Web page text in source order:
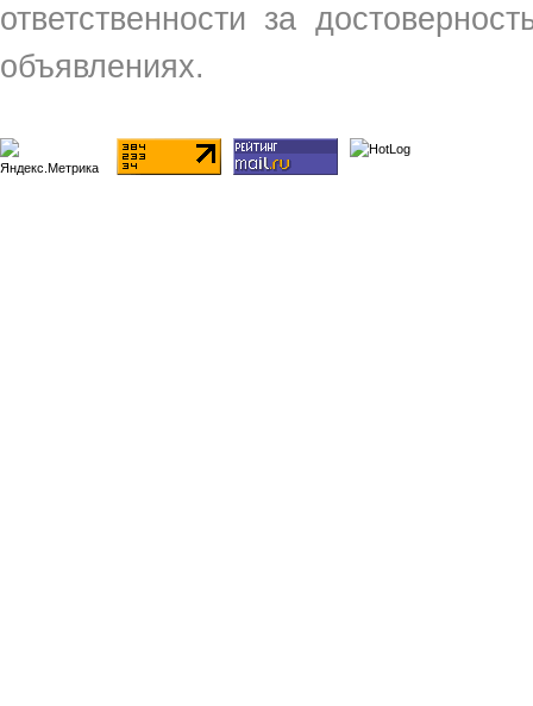
ответственности за
объявлениях.